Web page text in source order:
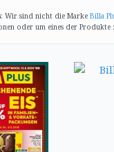
: Wir sind nicht die Marke Billa
oder um eines der Produkte